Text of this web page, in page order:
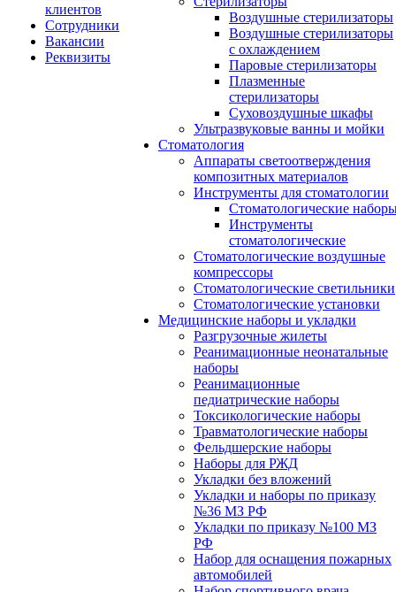
клиентов
Сотрудники
Вакансии
Реквизиты
Воздушные стерилизаторы
Воздушные стерилизаторы
с охлаждением
Паровые стерилизаторы
Плазменные
стерилизаторы
Суховоздушные шкафы
Ультразвуковые ванны и мойки
Стоматология
Аппараты светоотверждения
композитных материалов
Инструменты для стоматологии
Стоматологические
Инструменты
стоматологические
Стоматологические воздушные
компрессоры
Стоматологические светильники
Стоматологические установки
Медицинские наборы и укладки
Разгрузочные жилеты
Реанимационные неонатальные
наборы
Реанимационные
педиатрические наборы
Токсикологические наборы
Травматологические наборы
Фельдшерские наборы
Наборы для РЖД
Укладки без вложений
Укладки и наборы по приказу
№36 МЗ РФ
Укладки по приказу №100 МЗ
РФ
Набор для оснащения пожарных
автомобилей